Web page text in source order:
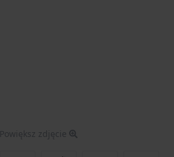
Powiększ zdjęcie